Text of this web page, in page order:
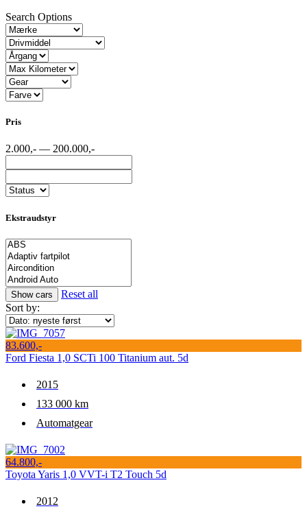
Search Options
Pris
2.000,- — 200.000,-
Ekstraudstyr
Reset all
Sort by:
83.600,-
Ford Fiesta 1,0 SCTi 100 Titanium aut. 5d
2015
133 000 km
Automatgear
64.800,-
Toyota Yaris 1,0 VVT-i T2 Touch 5d
2012